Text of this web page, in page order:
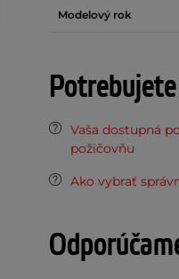
Modelový rok
Vaša dostupná
požičovňu
Ako vybrať